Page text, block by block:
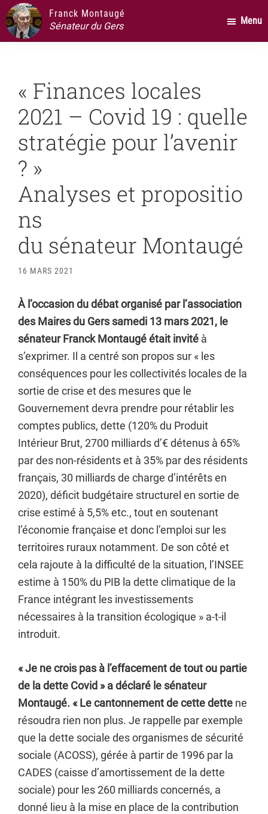
Passer
au
contenu
Passer
la
principale
Passer
au
pied
Franck Montaugé
Sénateur du Gers
Menu
« Finances locales
2021 – Covid 19 : quelle
stratégie pour l’avenir
? »
Analyses et propositio
ns
du sénateur Montaugé
16 MARS 2021
À l’occasion du débat organisé par l’association
des Maires du Gers samedi 13 mars 2021, le
sénateur Franck Montaugé était invité à
s’exprimer. Il a centré son propos sur « les
conséquences pour les collectivités locales de la
sortie de crise et des mesures que le
Gouvernement devra prendre pour rétablir les
comptes publics, dette (120% du Produit
Intérieur Brut, 2700 milliards d’€ détenus à 65%
par des non-résidents et à 35% par des résidents
français, 30 milliards de charge d’intérêts en
2020), déficit budgétaire structurel en sortie de
crise estimé à 5,5% etc., tout en soutenant
l’économie française et donc l’emploi sur les
territoires ruraux notamment. De son côté et
cela rajoute à la difficulté de la situation, l’INSEE
estime à 150% du PIB la dette climatique de la
France intégrant les investissements
nécessaires à la transition écologique » a-t-il
introduit.
« Je ne crois pas à l’effacement de tout ou partie
de la dette Covid » a déclaré le sénateur
Montaugé. « Le cantonnement de cette dette ne
résoudra rien non plus. Je rappelle par exemple
que la dette sociale des organismes de sécurité
sociale (ACOSS), gérée à partir de 1996 par la
CADES (caisse d’amortissement de la dette
sociale) pour les 260 milliards concernés, a
donné lieu à la mise en place de la contribution